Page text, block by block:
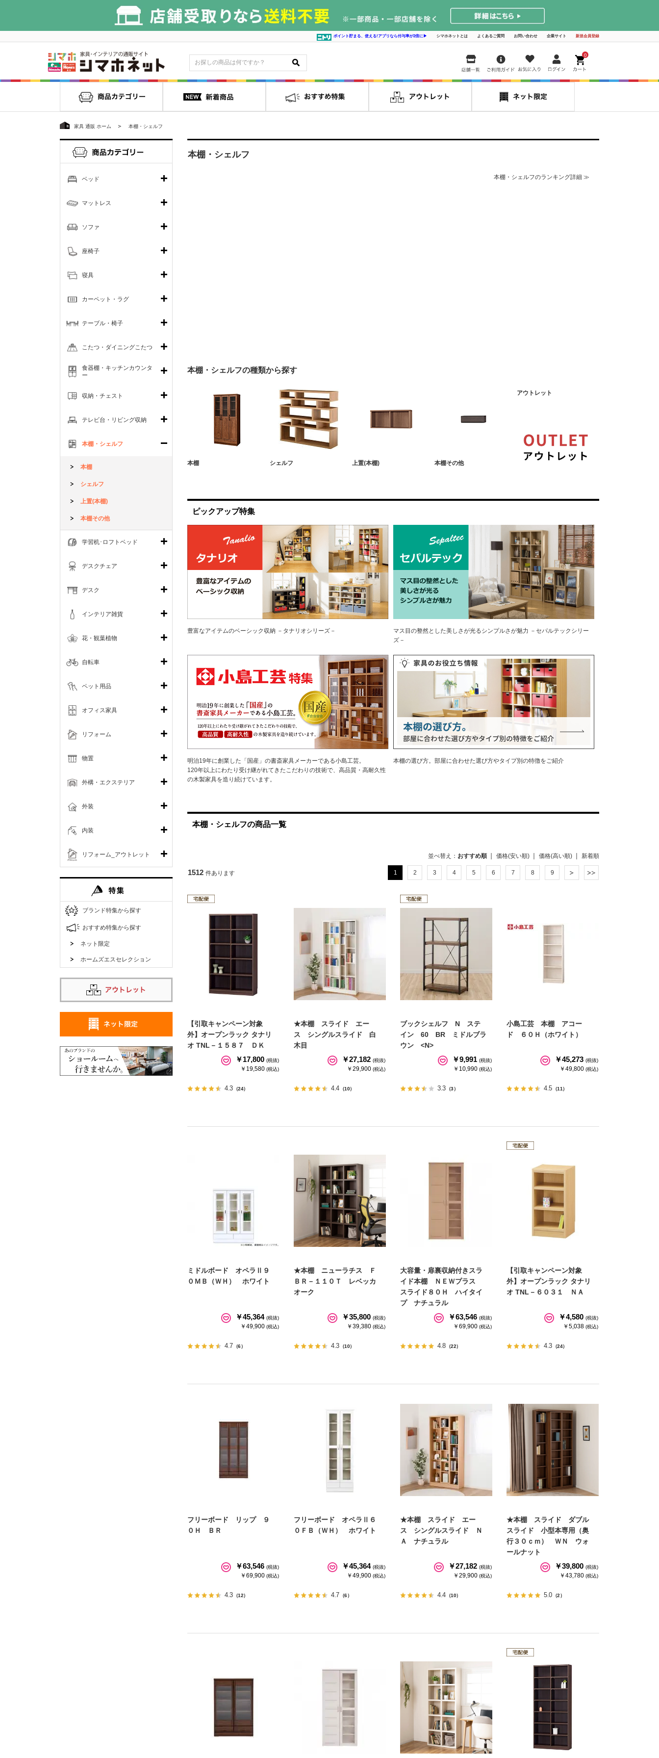
ポイント貯まる、使える!アプリなら付与率が2倍に▶ シマホネットとは よくあるご質問 お問い合わせ 企業サイト 新規会員登録
0
家具 通販 ホーム 本棚・シェルフ
本棚・シェルフ
本棚・シェルフのランキング詳細 ≫
本棚・シェルフの種類から探す
本棚 シェルフ 上置(本棚) 本棚その他
アウトレット
ピックアップ特集
豊富なアイテムのベーシック収納 －タナリオシリーズ－
マス目の整然とした美しさが光るシンプルさが魅力 －セパルテックシリー
ズ－
明治19年に創業した「国産」の書斎家具メーカーである小島工芸。
120年以上にわたり受け継がれてきたこだわりの技術で、高品質・高耐久性
の木製家具を造り続けています。
本棚の選び方。部屋に合わせた選び方やタイプ別の特徴をご紹介
本棚・シェルフの商品一覧
並べ替え： おすすめ順 価格(安い順) 価格(高い順) 新着順
1512 件あります 1 2 3 4 5 6 7 8 9
【引取キャンペーン対象
外】オープンラック タナリ
オ TNL－１５８７ ＤＫ
￥17,800 (税抜)
￥19,580 (税込)
4.3 （24）
★本棚 スライド エー
ス シングルスライド 白
木目
￥27,182 (税抜)
￥29,900 (税込)
4.4 （10）
ブックシェルフ N ステ
イン 60 BR ミドルブラ
ウン <N>
￥9,991 (税抜)
￥10,990 (税込)
3.3 （3）
小島工芸 本棚 アコー
ド ６０Ｈ（ホワイト）
￥45,273 (税抜)
￥49,800 (税込)
4.5 （11）
ミドルボード オペラⅡ９
０ＭＢ（ＷＨ） ホワイト
￥45,364 (税抜)
￥49,900 (税込)
4.7 （6）
★本棚 ニューラチス Ｆ
ＢＲ－１１０Ｔ レベッカ
オーク
￥35,800 (税抜)
￥39,380 (税込)
4.3 （10）
大容量・扉裏収納付きスラ
イド本棚 ＮＥＷプラス
スライド８０Ｈ ハイタイ
プ ナチュラル
￥63,546 (税抜)
￥69,900 (税込)
4.8 （22）
【引取キャンペーン対象
外】オープンラック タナリ
オ TNL－６０３１ ＮＡ
￥4,580 (税抜)
￥5,038 (税込)
4.3 （24）
フリーボード リップ ９
０Ｈ ＢＲ
￥63,546 (税抜)
￥69,900 (税込)
4.3 （12）
フリーボード オペラⅡ６
０ＦＢ（ＷＨ） ホワイト
￥45,364 (税抜)
￥49,900 (税込)
4.7 （6）
★本棚 スライド エー
ス シングルスライド Ｎ
Ａ ナチュラル
￥27,182 (税抜)
￥29,900 (税込)
4.4 （10）
★本棚 スライド ダブル
スライド 小型本専用（奥
行３０ｃｍ） ＷＮ ウォ
ールナット
￥39,800 (税抜)
￥43,780 (税込)
5.0 （2）
ベッド
マットレス
ソファ
寝具
座椅子
カーペット・ラグ
テーブル・椅子
こたつ・ダイニングこたつ
食器棚・キッチンカウンタ
ー
収納・チェスト
テレビ台・リビング収納
本棚・シェルフ
本棚
シェルフ
上置(本棚)
本棚その他
学習机･ロフトベッド
デスクチェア
デスク
インテリア雑貨
花・観葉植物
自転車
ペット用品
オフィス家具
リフォーム
リフォーム_アウトレット
物置
外構・エクステリア
外装
内装
ブランド特集から探す
おすすめ特集から探す
ネット限定
ホームズエスセレクション